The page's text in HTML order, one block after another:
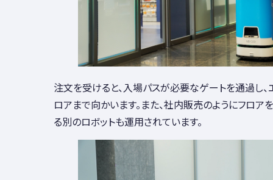
注文を受けると、入場パスが必要なゲートを通過し
ロアまで向かいます。また、社内販売のようにフロ
る別のロボットも運用されています。